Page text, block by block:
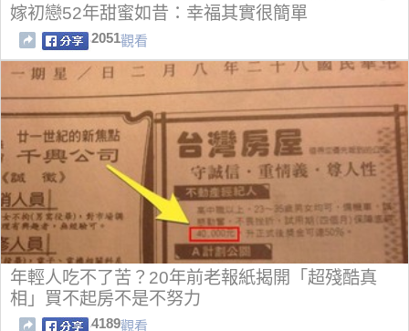
嫁初戀52年甜蜜如昔：幸福其實很簡單
2051觀看
年輕人吃不了苦？20年前老報紙揭開「超殘酷真
相」買不起房不是不努力
4189觀看